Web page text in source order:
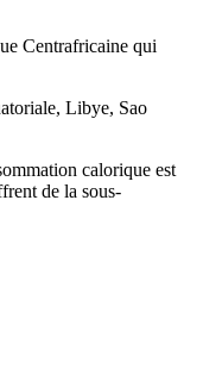
Centrafricaine qui
Libye, Sao
calorique est
de la sous-